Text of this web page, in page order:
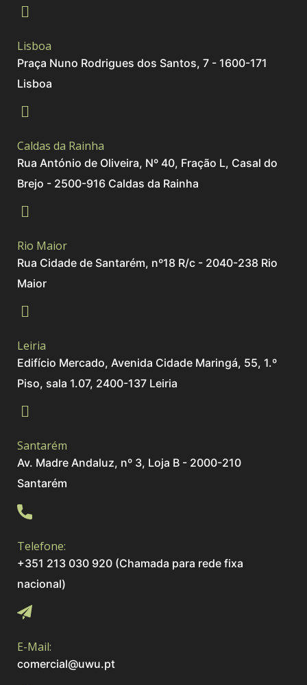
Lisboa
Praça Nuno Rodrigues dos Santos, 7 - 1600-171
Lisboa
Caldas da Rainha
Rua António de Oliveira, Nº 40, Fração L, Casal do
Brejo - 2500-916 Caldas da Rainha
Rio Maior
Rua Cidade de Santarém, nº18 R/c - 2040-238 Rio
Maior
Leiria
Edifício Mercado, Avenida Cidade Maringá, 55, 1.º
Piso, sala 1.07, 2400-137 Leiria
Santarém
Av. Madre Andaluz, nº 3, Loja B - 2000-210
Santarém
Telefone:
+351 213 030 920 (Chamada para rede fixa
nacional)
E-Mail:
comercial@uwu.pt